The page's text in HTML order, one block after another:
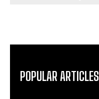
POPULAR ARTICLES